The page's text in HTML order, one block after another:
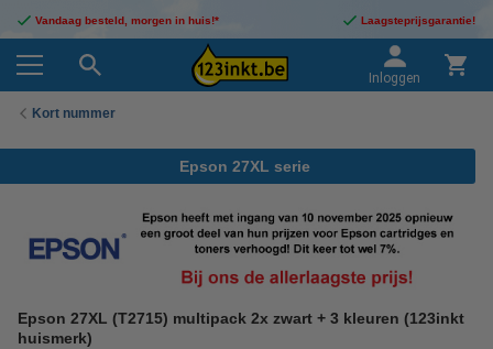
Vandaag besteld, morgen in huis!* Laagsteprijsgarantie!
Inloggen
Kort nummer
Epson 27XL serie
Epson 27XL (T2715) multipack 2x zwart + 3 kleuren (123inkt
huismerk)